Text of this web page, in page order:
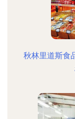
秋林里道斯食